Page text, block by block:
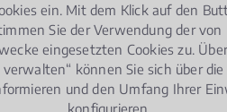
kann neben einem
des Führerscheins auch
Folgen für den Fahrer
ein. Mit dem Klick auf den
Sie der Verwendung der von
eingesetzten Cookies zu.
verwalten“ können Sie sich über
und den Umfang Ihrer
konfigurieren.